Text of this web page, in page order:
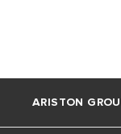
ARISTON